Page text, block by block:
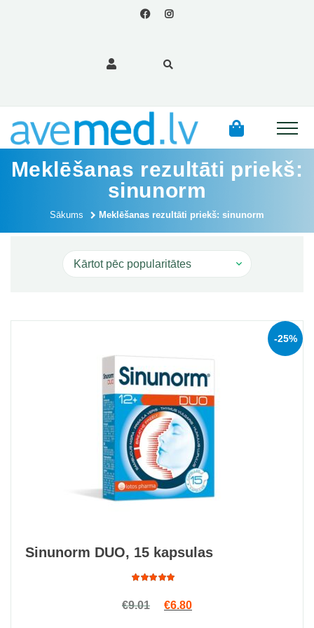
Meklēšanas rezultāti priekš:
sinunorm
Sākums Meklēšanas rezultāti priekš: sinunorm
-25%
Sinunorm DUO, 15 kapsulas
4.78
out
€9.01 Original price was: €9.01.
€6.80Current price is: €6.80.